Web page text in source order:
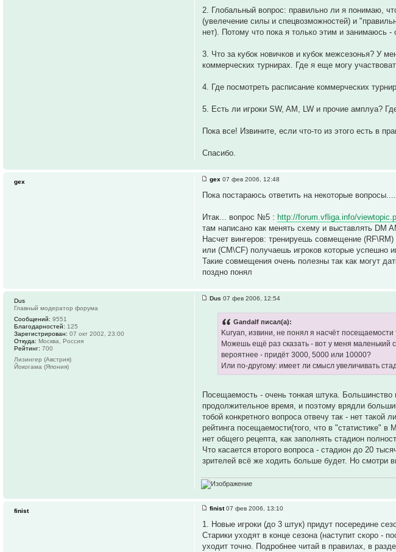
2. Глобальный вопрос: правильно ли я понимаю,
(увелечение силы и спецвозможностей) и
нет). Потому что пока я только этим и занимаюсь
3. Что за кубок новичков и кубок межсезонья? У
коммерческих турнирах. Где я еще могу
4. Где посмотреть расписание коммерческих
5. Есть ли игроки SW, AM, LW и прочие амплуа?
Пока все! Извините, если что-то из этого есть в
Спасибо.
gex 07 фев 2006, 12:48
Пока постараюсь ответить на некоторые вопросы....
Итак... вопрос №5 : http://forum.vfliga.info/
там написано как менять схему и выставлять DM
Насчет вингеров: тренируешь совмещение
или (CM\CF) получаешь игроков которые успешно
Такие совмещения очень полезны так как могут
поздно понял
gex
Dus 07 фев 2006, 12:54
Gandalf писал(а):
Kuryan, извини, не понял я насчёт
Можешь ещё раз сказать - вот у меня маленький
вероятнее - придёт 3000, 5000 или 10000?
Или по-другому: имеет ли смысл увеличивать
Посещаемость - очень тонкая штука.
продолжительное время, и поэтому врядли
тобой конкретного вопроса отвечу так - нет
рейтинга посещаемости(того, что в "статистике"
нет общего рецепта, как заполнять стадион
Что касается второго вопроса - стадион до 20
зрителей всё же ходить больше будет. Но смотри
Dus
Главный модератор форума
Сообщений: 9551
Благодарностей: 125
Зарегистрирован: 07 окт 2002, 23:00
Откуда: Москва, Россия
Рейтинг: 700
Лизингер (Австрия)
Йокогама (Япония)
finist07 фев 2006, 13:10
1. Новые игроки (до 3 штук) придут посередине
Старики уходят в конце сезона (наступит скоро -
уходит точно. Подробнее читай в правилах, в
finist